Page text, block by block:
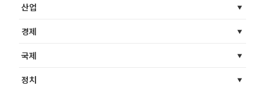
산업
경제
국제
정치